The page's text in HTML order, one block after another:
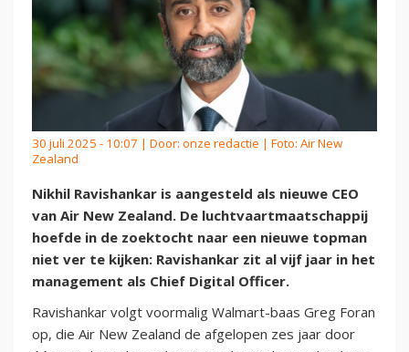
30 juli 2025 - 10:07 | Door: onze redactie | Foto: Air New
Zealand
Nikhil Ravishankar is aangesteld als nieuwe CEO
van Air New Zealand. De luchtvaartmaatschappij
hoefde in de zoektocht naar een nieuwe topman
niet ver te kijken: Ravishankar zit al vijf jaar in het
management als Chief Digital Officer.
Ravishankar volgt voormalig Walmart-baas Greg Foran
op, die Air New Zealand de afgelopen zes jaar door